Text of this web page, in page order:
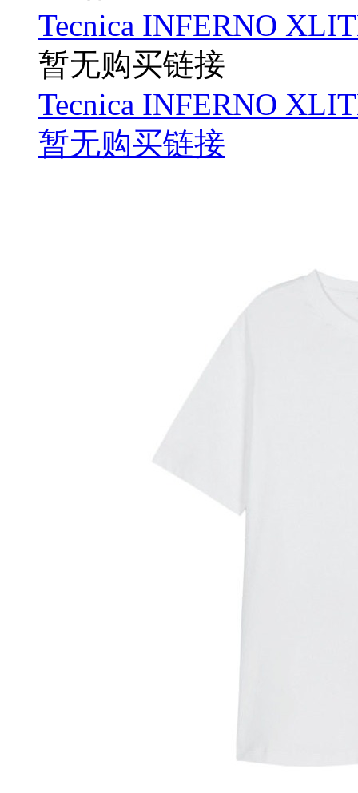
Tecnica INFERNO
暂无购买链接
Tecnica INFERNO
暂无购买链接